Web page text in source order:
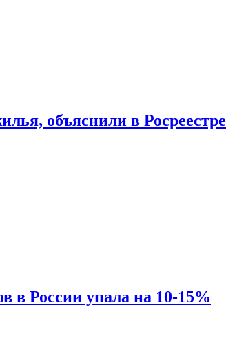
объяснили в Росреестре
в России упала на 10-15%